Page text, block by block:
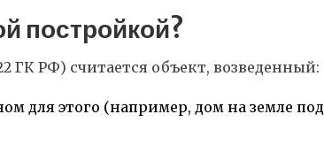
постройкой?
ГК РФ) считается объект, возведенный:
для этого (например, дом на земле под